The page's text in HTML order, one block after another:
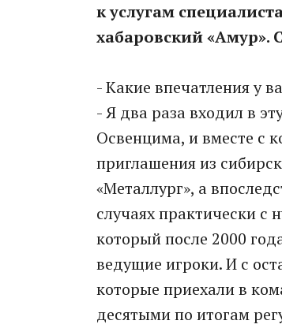
к услугам
хабаровский «Амур».
- Какие впечатления у
- Я два раза входил в
Освенцима, и вместе с
приглашения из
«Металлург», а
случаях практически с
который после 2000
ведущие игроки. И с
которые приехали в
десятыми по итогам